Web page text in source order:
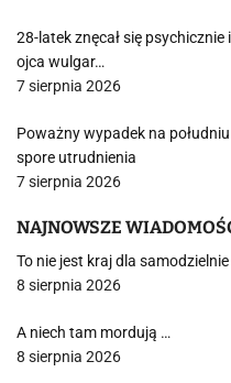
28-latek znęcał się
ojca wulgar…
7 sierpnia 2026
Poważny wypadek na
spore utrudnienia
7 sierpnia 2026
NAJNOWSZE
To nie jest kraj dla
8 sierpnia 2026
A niech tam mordują …
8 sierpnia 2026